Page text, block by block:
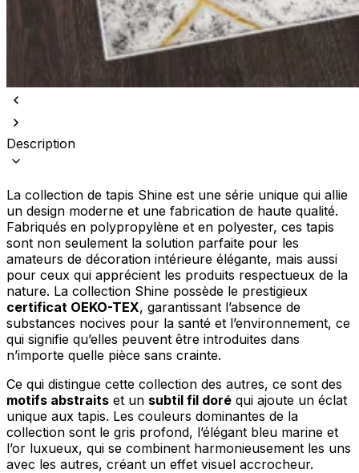
Description
La collection de tapis Shine est une série unique qui allie
un design moderne et une fabrication de haute qualité.
Fabriqués en polypropylène et en polyester, ces tapis
sont non seulement la solution parfaite pour les
amateurs de décoration intérieure élégante, mais aussi
pour ceux qui apprécient les produits respectueux de la
nature. La collection Shine possède le prestigieux
certificat OEKO-TEX, garantissant l’absence de
substances nocives pour la santé et l’environnement, ce
qui signifie qu’elles peuvent être introduites dans
n’importe quelle pièce sans crainte.
Ce qui distingue cette collection des autres, ce sont des
motifs abstraits et un subtil fil doré qui ajoute un éclat
unique aux tapis. Les couleurs dominantes de la
collection sont le gris profond, l’élégant bleu marine et
l’or luxueux, qui se combinent harmonieusement les uns
avec les autres, créant un effet visuel accrocheur.